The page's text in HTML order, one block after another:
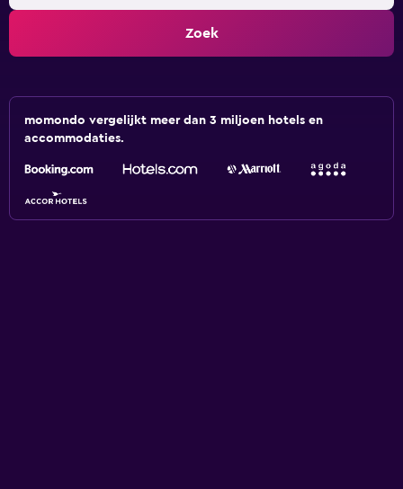
Zoek
momondo vergelijkt meer dan 3 miljoen hotels en
accommodaties.